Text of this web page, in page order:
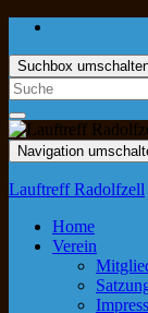
Suchbox
Navigation
Lauftreff Radolfzell
Home
Verein